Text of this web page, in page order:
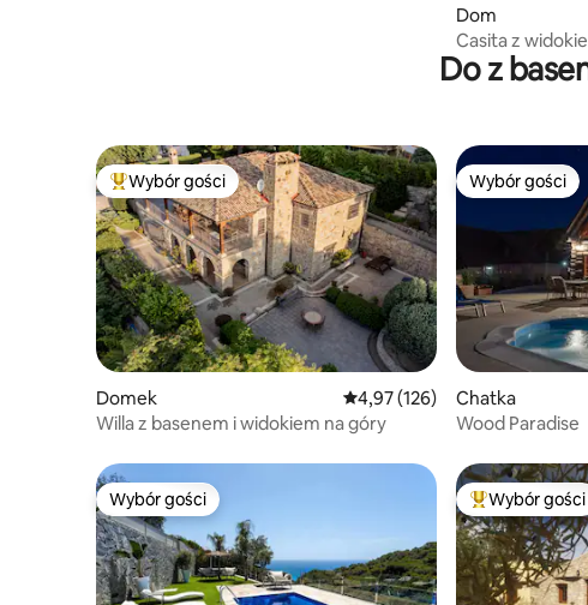
Dom
Casita z
Do z
Najpopularniejsze z kategorii Wybór gości
Wybór gości
Domek Średnia ocena: 4,97 na 5,
4,97 (126)
Willa z basenem i widokiem na góry
Wybór gości
Wybór gości
Chatka
Wood Paradise
Wybór gości
Wybór gości Wybór gości